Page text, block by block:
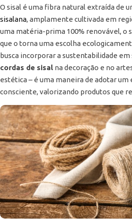
O sisal é uma fibra natural extraída de
sisalana, amplamente cultivada em
uma matéria-prima 100% renovável, o
que o torna uma escolha
busca incorporar a sustentabilidade em
cordas de sisal na decoração e no
estética – é uma maneira de adotar um
consciente, valorizando produtos que